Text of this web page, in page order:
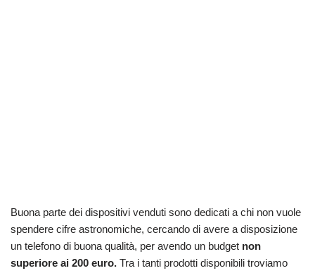
Buona parte dei dispositivi venduti sono dedicati a chi non vuole
spendere cifre astronomiche, cercando di avere a disposizione
un telefono di buona qualità, per avendo un budget non
superiore ai 200 euro. Tra i tanti prodotti disponibili troviamo